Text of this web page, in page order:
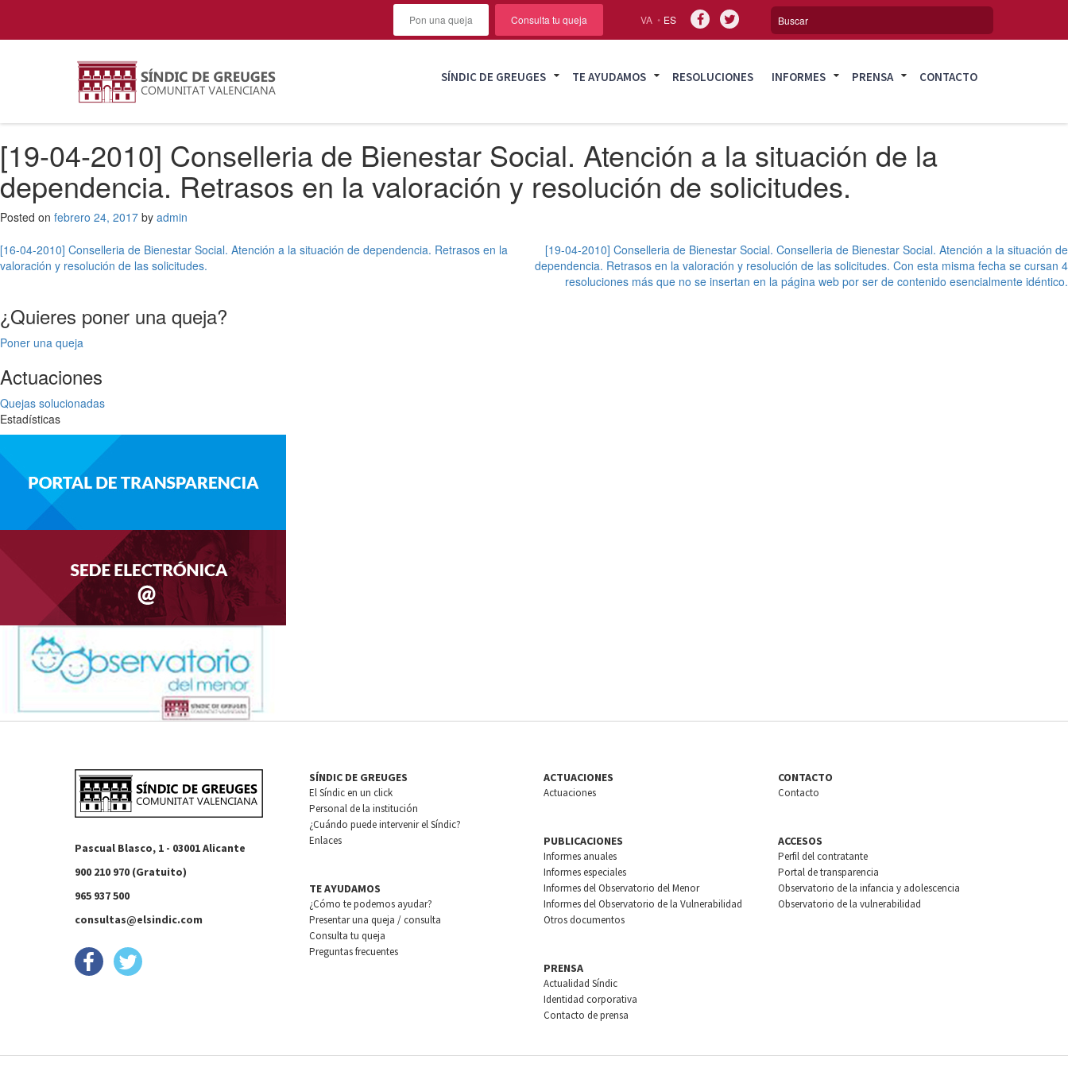
VA ES
Pon una queja Consulta tu queja
SÍNDIC DE GREUGES TE AYUDAMOS RESOLUCIONES INFORMES PRENSA CONTACTO
[19-04-2010] Conselleria de Bienestar Social. Atención a la situación de la
dependencia. Retrasos en la valoración y resolución de solicitudes.
Posted on febrero 24, 2017 by admin
Navegación
de
entradas
[16-04-2010] Conselleria de Bienestar Social. Atención a la situación de dependencia. Retrasos en la
valoración y resolución de las solicitudes.
[19-04-2010] Conselleria de Bienestar Social. Conselleria de Bienestar Social. Atención a la situación de
dependencia. Retrasos en la valoración y resolución de las solicitudes. Con esta misma fecha se cursan 4
resoluciones más que no se insertan en la página web por ser de contenido esencialmente idéntico.
¿Quieres poner una queja?
Poner una queja
Actuaciones
Quejas solucionadas
Estadísticas
Pascual Blasco, 1 - 03001 Alicante
900 210 970 (Gratuito)
965 937 500
consultas@elsindic.com
SÍNDIC DE GREUGES
El Síndic en un click
Personal de la institución
¿Cuándo puede intervenir el Síndic?
Enlaces
TE AYUDAMOS
¿Cómo te podemos ayudar?
Presentar una queja / consulta
Consulta tu queja
Preguntas frecuentes
ACTUACIONES
Actuaciones
PUBLICACIONES
Informes anuales
Informes especiales
Informes del Observatorio del Menor
Informes del Observatorio de la Vulnerabilidad
Otros documentos
PRENSA
Actualidad Síndic
Identidad corporativa
Contacto de prensa
CONTACTO
Contacto
ACCESOS
Perfil del contratante
Portal de transparencia
Observatorio de la infancia y adolescencia
Observatorio de la vulnerabilidad